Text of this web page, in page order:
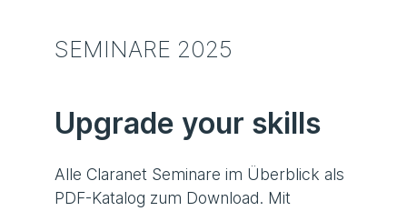
SEMINARE 2025
Upgrade your skills
Alle Claranet Seminare im Überblick als
PDF-Katalog zum Download. Mit